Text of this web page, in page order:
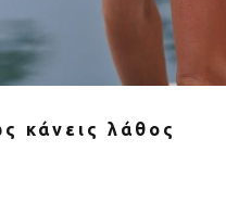
κάνεις λάθος